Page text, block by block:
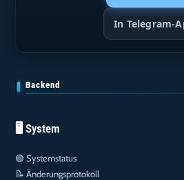
In Telegram-
Backend
🖥️ System
🟢Systemstatus
📝Änderungsprotokoll